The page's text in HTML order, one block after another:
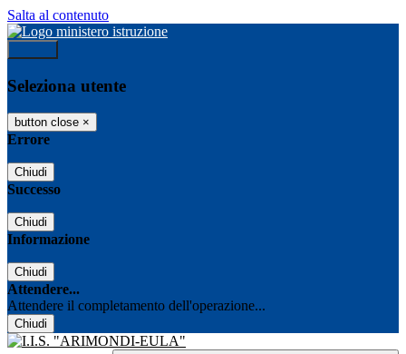
Salta al contenuto
Seleziona utente
button close ×
Errore
Chiudi
Successo
Chiudi
Informazione
Chiudi
Attendere...
Attendere il completamento dell'operazione...
Chiudi